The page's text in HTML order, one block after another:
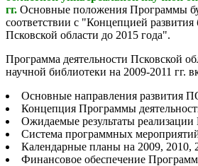
гг. Основные положения Программы
соответствии с "Концепцией развития
Псковской области до 2015 года".
Программа деятельности Псковской
научной библиотеки на 2009-2011 гг.
Основные направления развития
Концепция Программы
Ожидаемые результаты
Система программных
Календарные планы на 2009, 2010,
Финансовое обеспечение